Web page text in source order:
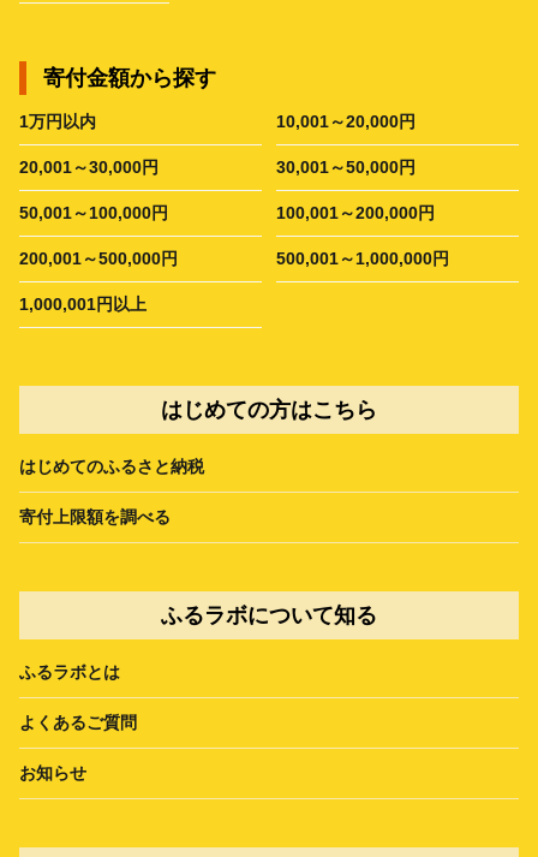
寄付金額から探す
1万円以内 10,001～20,000円
20,001～30,000円 30,001～50,000円
50,001～100,000円 100,001～200,000円
200,001～500,000円 500,001～1,000,000円
1,000,001円以上
はじめての方はこちら
はじめてのふるさと納税
寄付上限額を調べる
ふるラボについて知る
ふるラボとは
よくあるご質問
お知らせ